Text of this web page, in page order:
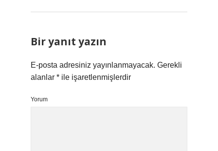
Bir yanıt yazın
E-posta adresiniz yayınlanmayacak. Gerekli
alanlar * ile işaretlenmişlerdir
Yorum